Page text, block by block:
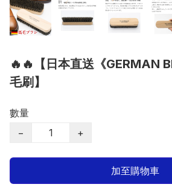
🔥🔥【日本直送《GERMAN
毛刷】
數量
−
+
加至購物車